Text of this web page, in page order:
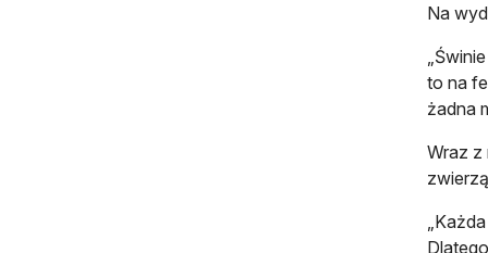
Na
to na
żadna
Wraz z